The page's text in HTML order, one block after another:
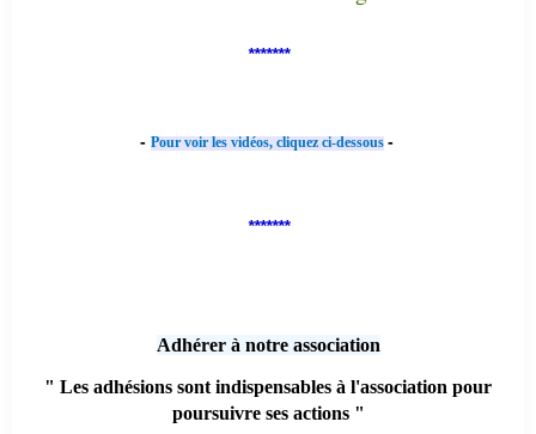
*******
- Pour voir les vidéos, cliquez ci-dessous -
*******
Adhérer à notre association
" Les adhésions sont indispensables à l'association pour
poursuivre ses actions "